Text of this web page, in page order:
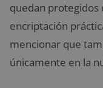
quedan
encriptación
mencionar que
únicamente en la